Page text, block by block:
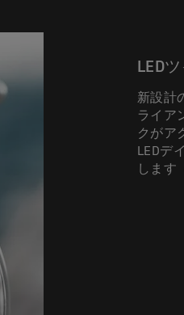
LED
新設計
ライア
クがア
LEDデ
します